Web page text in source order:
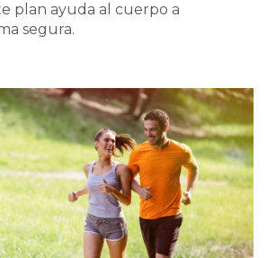
plan ayuda al cuerpo a
segura.